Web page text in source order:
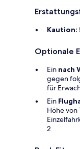
Kaution:
Optionale
Ein nach
gegen
für
Ein
Höhe von
2